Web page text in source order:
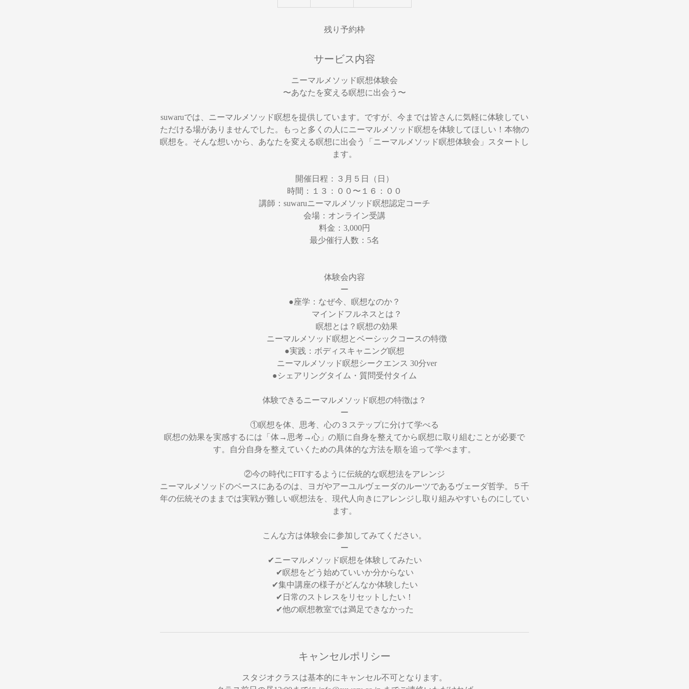
残り予約枠
サービス内容
ニーマルメソッド瞑想体験会
〜あなたを変える瞑想に出会う〜
suwaruでは、ニーマルメソッド瞑想を提供しています。ですが、今までは皆さんに気軽に体験してい
ただける場がありませんでした。もっと多くの人にニーマルメソッド瞑想を体験してほしい！本物の
瞑想を。そんな想いから、あなたを変える瞑想に出会う「ニーマルメソッド瞑想体験会」スタートし
ます。
開催日程：３月５日（日）
時間：１３：００〜１６：００
講師：suwaruニーマルメソッド瞑想認定コーチ
会場：オンライン受講
料金：3,000円
最少催行人数：5名
体験会内容
ー
●座学：なぜ今、瞑想なのか？
マインドフルネスとは？
瞑想とは？瞑想の効果
ニーマルメソッド瞑想とベーシックコースの特徴
●実践：ボディスキャニング瞑想
ニーマルメソッド瞑想シークエンス 30分ver
●シェアリングタイム・質問受付タイム
体験できるニーマルメソッド瞑想の特徴は？
ー
①瞑想を体、思考、心の３ステップに分けて学べる
瞑想の効果を実感するには「体→思考→心」の順に自身を整えてから瞑想に取り組むことが必要で
す。自分自身を整えていくための具体的な方法を順を追って学べます。
②今の時代にFITするように伝統的な瞑想法をアレンジ
ニーマルメソッドのベースにあるのは、ヨガやアーユルヴェーダのルーツであるヴェーダ哲学。５千
年の伝統そのままでは実戦が難しい瞑想法を、現代人向きにアレンジし取り組みやすいものにしてい
ます。
こんな方は体験会に参加してみてください。
ー
✔︎ニーマルメソッド瞑想を体験してみたい
✔︎瞑想をどう始めていいか分からない
✔︎集中講座の様子がどんなか体験したい
✔︎日常のストレスをリセットしたい！
✔︎他の瞑想教室では満足できなかった
キャンセルポリシー
スタジオクラスは基本的にキャンセル不可となります。